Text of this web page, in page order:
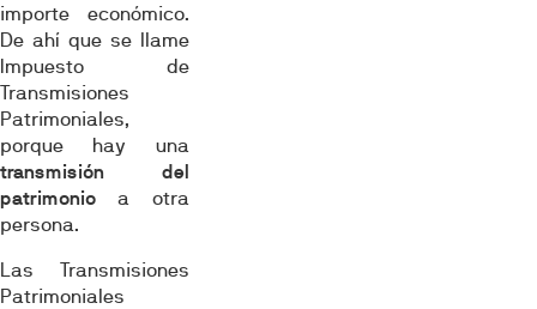
importe económico.
De ahí que se llame
Impuesto de
Transmisiones
Patrimoniales,
porque hay una
transmisión del
patrimonio a otra
persona.
Las Transmisiones
Patrimoniales